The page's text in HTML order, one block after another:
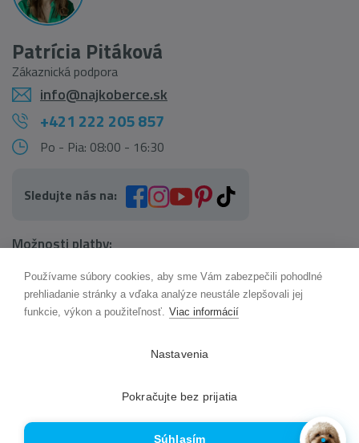
Patrícia Pitáková
Zákaznická podpora
info@najkoberce.sk
+421 222 205 857
Po - Pia: 08:00 - 16:30
Sledujte nás na:
Možnosti platby:
Používame súbory cookies, aby sme Vám zabezpečili pohodlné
prehliadanie stránky a vďaka analýze neustále zlepšovali jej
funkcie, výkon a použiteľnosť. Viac informácií
Nastavenia
Pokračujte bez prijatia
Súhlasím
AI pomocník Maxík
Online